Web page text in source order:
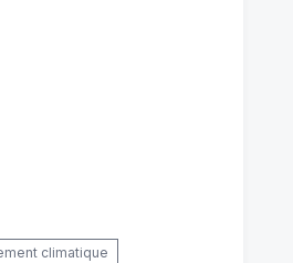
climatique